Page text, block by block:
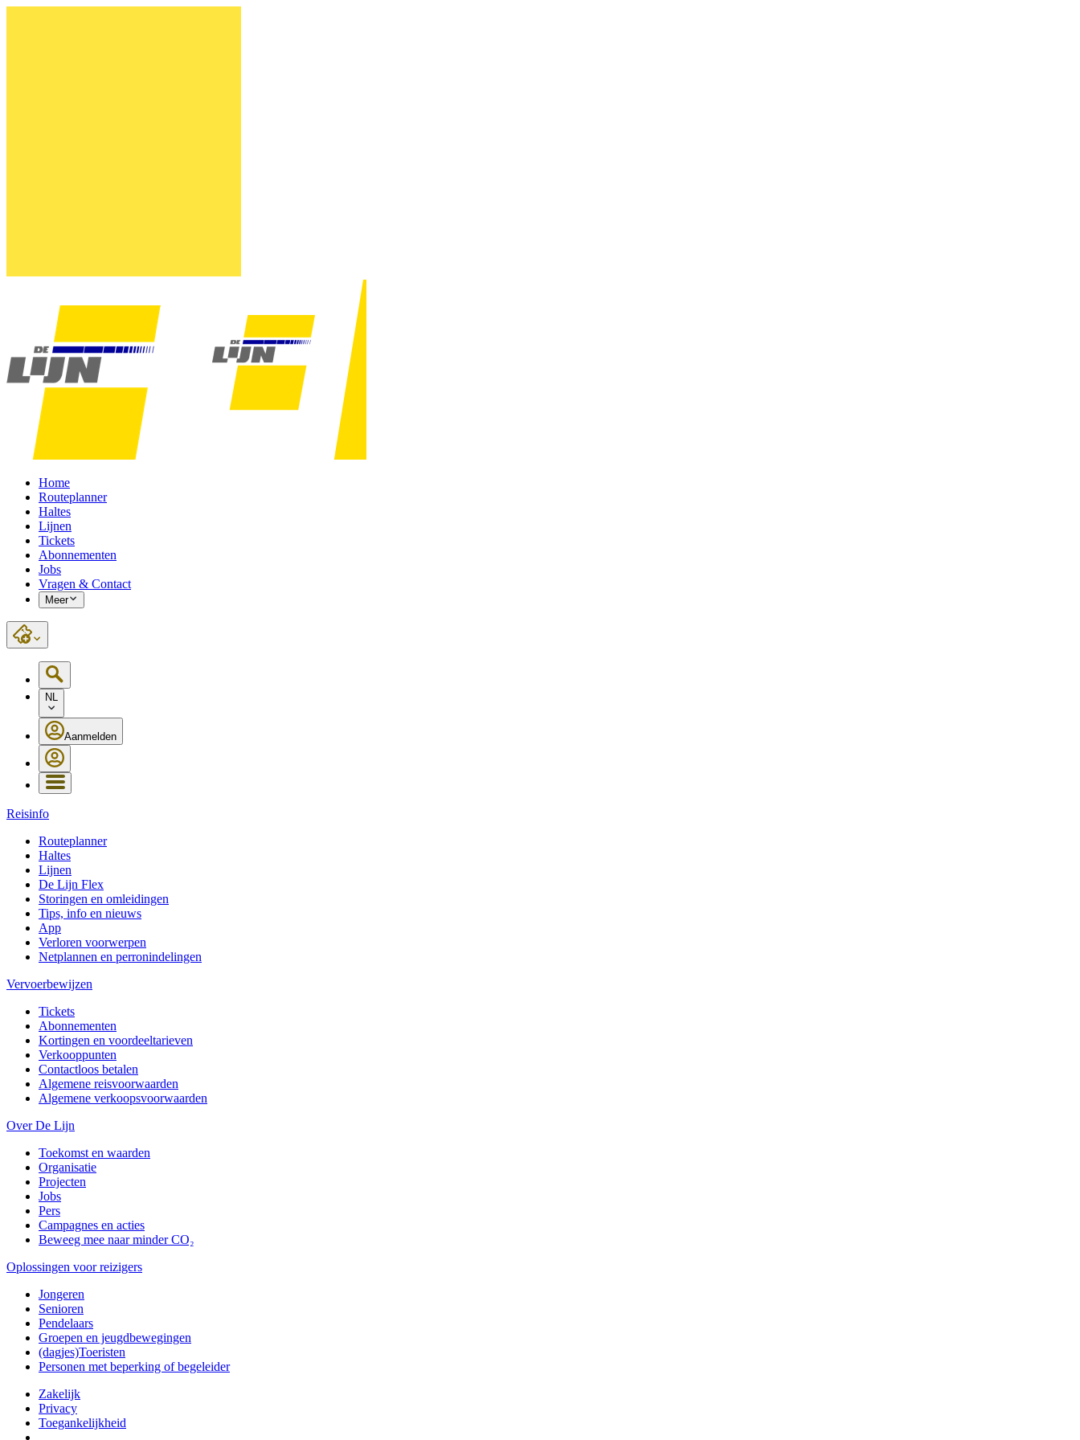
Home
Routeplanner
Haltes
Lijnen
Tickets
Abonnementen
Jobs
Vragen & Contact
Meer
NL
Aanmelden
Reisinfo
Routeplanner
Haltes
Lijnen
De Lijn Flex
Storingen en omleidingen
Tips, info en nieuws
App
Verloren voorwerpen
Netplannen en perronindelingen
Vervoerbewijzen
Tickets
Abonnementen
Kortingen en voordeeltarieven
Verkooppunten
Contactloos betalen
Algemene reisvoorwaarden
Algemene verkoopsvoorwaarden
Over De Lijn
Toekomst en waarden
Organisatie
Projecten
Jobs
Pers
Campagnes en acties
Beweeg mee naar minder CO₂
Oplossingen voor reizigers
Jongeren
Senioren
Pendelaars
Groepen en jeugdbewegingen
(dagjes)Toeristen
Personen met beperking of begeleider
Zakelijk
Privacy
Toegankelijkheid